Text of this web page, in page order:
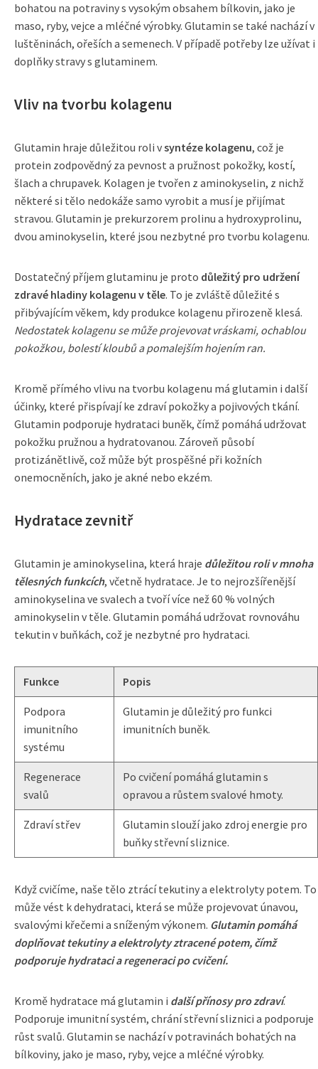
bohatou na potraviny s vysokým obsahem bílkovin, jako je
maso, ryby, vejce a mléčné výrobky. Glutamin se také nachází v
luštěninách, ořeších a semenech. V případě potřeby lze užívat i
doplňky stravy s glutaminem.
Vliv na tvorbu kolagenu
Glutamin hraje důležitou roli vsyntéze kolagenu, což je
protein zodpovědný za pevnost a pružnost pokožky, kostí,
šlach a chrupavek. Kolagen je tvořen z aminokyselin, z nichž
některé si tělo nedokáže samo vyrobit a musí je přijímat
stravou. Glutamin je prekurzorem prolinu a hydroxyprolinu,
dvou aminokyselin, které jsou nezbytné pro tvorbu kolagenu.
Dostatečný příjem glutaminu je proto důležitý pro udržení
zdravé hladiny kolagenu v těle. To je zvláště důležité s
přibývajícím věkem, kdy produkce kolagenu přirozeně klesá.
Nedostatek kolagenu se může projevovat vráskami, ochablou
pokožkou, bolestí kloubů a pomalejším hojením ran.
Kromě přímého vlivu na tvorbu kolagenu má glutamin i další
účinky, které přispívají ke zdraví pokožky a pojivových tkání.
Glutamin podporuje hydrataci buněk, čímž pomáhá udržovat
pokožku pružnou a hydratovanou. Zároveň působí
protizánětlivě, což může být prospěšné při kožních
onemocněních, jako je akné nebo ekzém.
Hydratace zevnitř
Glutamin je aminokyselina, která hraje důležitou roli v mnoha
tělesných funkcích, včetně hydratace. Je to nejrozšířenější
aminokyselina ve svalech a tvoří více než 60 % volných
aminokyselin v těle. Glutamin pomáhá udržovat rovnováhu
tekutin v buňkách, což je nezbytné pro hydrataci.
Funkce Popis
Podpora
imunitního
systému
Glutamin je důležitý pro funkci
imunitních buněk.
Regenerace
svalů
Po cvičení pomáhá glutamin s
opravou a růstem svalové hmoty.
Zdraví střev
Glutamin slouží jako zdroj energie pro
buňky střevní sliznice.
Když cvičíme, naše tělo ztrácí tekutiny a elektrolyty potem. To
může vést k dehydrataci, která se může projevovat únavou,
svalovými křečemi a sníženým výkonem. Glutamin pomáhá
doplňovat tekutiny a elektrolyty ztracené potem, čímž
podporuje hydrataci a regeneraci po cvičení.
Kromě hydratace má glutamin i další přínosy pro zdraví.
Podporuje imunitní systém, chrání střevní sliznici a podporuje
růst svalů. Glutamin se nachází v potravinách bohatých na
bílkoviny, jako je maso, ryby, vejce a mléčné výrobky.